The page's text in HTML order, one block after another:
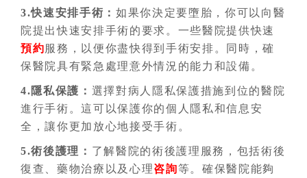
3.快速安排手術：如果你決定要墮胎，你可以向醫
院提出快速安排手術的要求。一些醫院提供快速
預約服務，以便你盡快得到手術安排。同時，確
保醫院具有緊急處理意外情況的能力和設備。
4.隱私保護： 選擇對病人隱私保護措施到位的醫院
進行手術。這可以保護你的個人隱私和信息安
全，讓你更加放心地接受手術。
5.術後護理： 了解醫院的術後護理服務，包括術後
復查、藥物治療以及心理咨詢等。確保醫院能夠